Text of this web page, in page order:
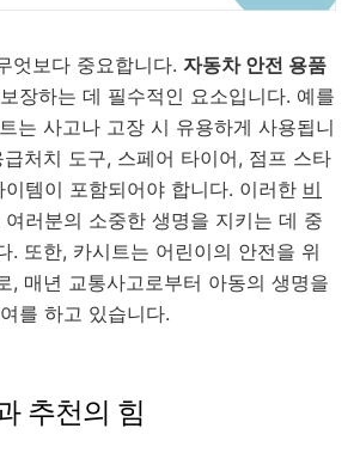
엇보다 중요합니다. 자동차 안전 용품
장하는 데 필수적인 요소입니다. 예를
는 사고나 고장 시 유용하게 사용됩니
처치 도구, 스페어 타이어, 점프 스타
템이 포함되어야 합니다. 이러한 비
여러분의 소중한 생명을 지키는 데 중
. 또한, 카시트는 어린이의 안전을 위
, 매년 교통사고로부터 아동의 생명을
를 하고 있습니다.
추천의 힘